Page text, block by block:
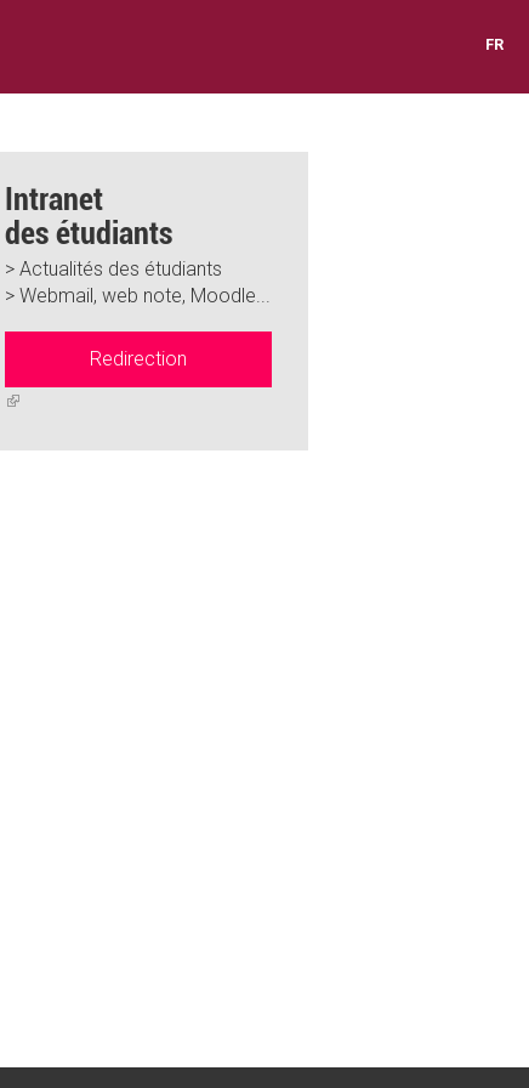
FR
Intranet
des étudiants
> Actualités des étudiants
> Webmail, web note, Moodle...
Redirection
(link
external)